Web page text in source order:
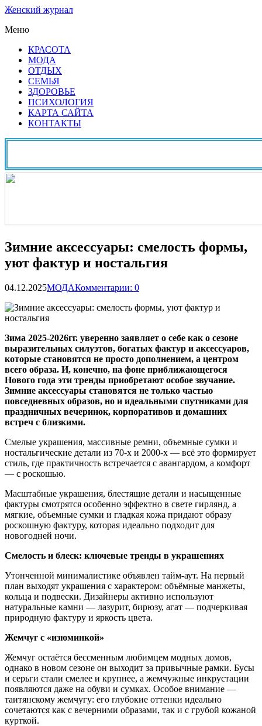
Женский журнал
Меню
КРАСОТА
МОДА
ОТДЫХ
СЕМЬЯ
ЗДОРОВЬЕ
ПСИХОЛОГИЯ
КАРТА САЙТА
КОНТАКТЫ
Зимние аксессуары: смелость формы,
уют фактур и ностальгия
04.12.2025МОДАКомментарии: 0
Зима 2025-2026гг. уверенно заявляет о себе как о сезоне
выразительных силуэтов, богатых фактур и аксессуаров,
которые становятся не просто дополнением, а центром
всего образа. И, конечно, на фоне приближающегося
Нового года эти тренды приобретают особое звучание.
Зимние аксессуары становятся не только частью
повседневных образов, но и идеальными спутниками для
праздничных вечеринок, корпоративов и домашних
встреч с близкими.
Смелые украшения, массивные ремни, объемные сумки и
ностальгические детали из 70-х и 2000-х — всё это формирует
стиль, где практичность встречается с авангардом, а комфорт
— с роскошью.
Масштабные украшения, блестящие детали и насыщенные
фактуры смотрятся особенно эффектно в свете гирлянд, а
мягкие, объемные сумки и гладкая кожа придают образу
роскошную фактуру, которая идеально подходит для
новогодней ночи.
Смелость и блеск: ключевые тренды в украшениях
Утонченной минималистике объявлен тайм-аут. На первый
план выходят украшения с характером: объёмные манжеты,
кольца и подвески. Дизайнеры активно используют
натуральные камни — лазурит, бирюзу, агат — подчеркивая
природную фактуру и яркость цвета.
Жемчуг с «изюминкой»
Жемчуг остаётся бессменным любимцем модных домов,
однако в новом сезоне он выходит за привычные рамки. Бусы
и серьги стали смелее и крупнее, а жемчужные инкрустации
появляются даже на обуви и сумках. Особое внимание —
таитянскому жемчугу: его глубокие оттенки идеально
сочетаются как с вечерними образами, так и с грубой кожаной
курткой.